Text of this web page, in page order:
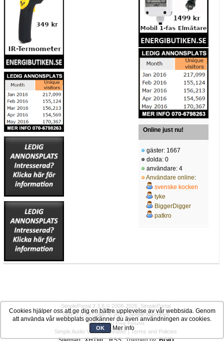
Online just nu!
gäster: 1667
dolda: 0
användare: 4
Användare online:
svenske kocken
tyke
BiggerDigger
patkro
SimplePortal 2.3.8 © 2008-2026, SimplePortal
SMF 2.0.19|SMF © 2017,Simple Machines
SMFAdsfor Free Forums
Simple Audio Video Embedder|Terms and Policies
Cookies hjälper oss att ge dig en bättre upplevelse av vår webbsida. Genom
att använda vår webbplats godkänner du även användningen av cookies.
OK Mer info